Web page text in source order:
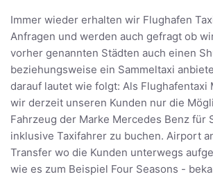
Immer wieder erhalten wir Flughafen
Anfragen und werden auch gefragt ob
vorher genannten Städten auch einen
beziehungsweise ein Sammeltaxi
darauf lautet wie folgt: Als Flughafentaxi
wir derzeit unseren Kunden nur die
Fahrzeug der Marke Mercedes Benz für
inklusive Taxifahrer zu buchen. Airport
Transfer wo die Kunden unterwegs
wie es zum Beispiel Four Seasons -